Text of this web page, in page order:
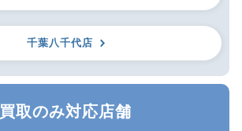
千葉八千代店
買取のみ対応店舗